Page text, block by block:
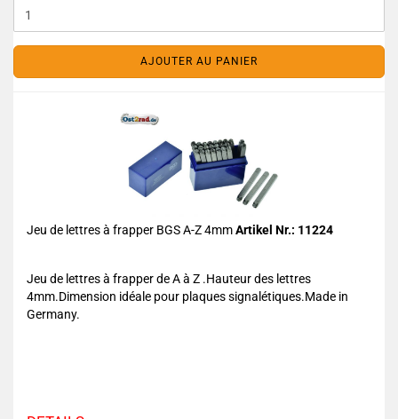
AJOUTER AU PANIER
Jeu de lettres à frapper BGS A-Z 4mmArtikel Nr.: 11224
Jeu de lettres à frapper de A à Z .Hauteur des lettres
4mm.Dimension idéale pour plaques signalétiques.Made in
Germany.